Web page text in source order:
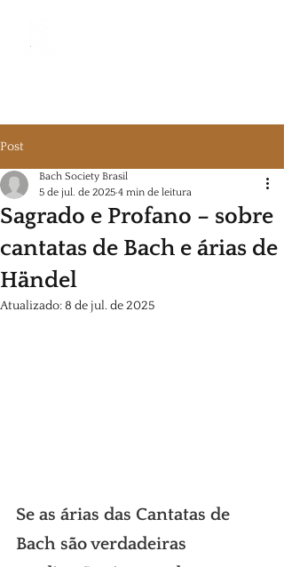
Post
Sagrado e Profano – sobre
cantatas de Bach e árias de
Händel
Bach Society Brasil
5 de jul. de 2025 4 min de leitura
Atualizado:8 de jul. de 2025
Se as árias das Cantatas de
Bach são verdadeiras